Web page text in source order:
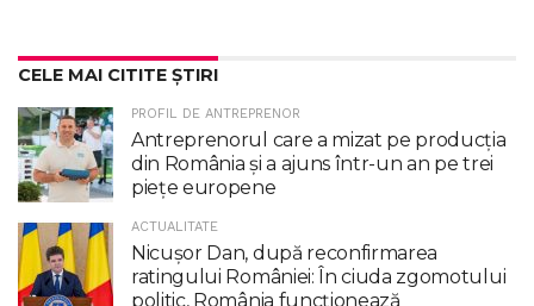
CELE MAI CITITE ȘTIRI
PROFIL DE ANTREPRENOR
Antreprenorul care a mizat pe producția
din România și a ajuns într-un an pe trei
piețe europene
ACTUALITATE
Nicuşor Dan, după reconfirmarea
ratingului României: În ciuda zgomotului
politic, România funcţionează